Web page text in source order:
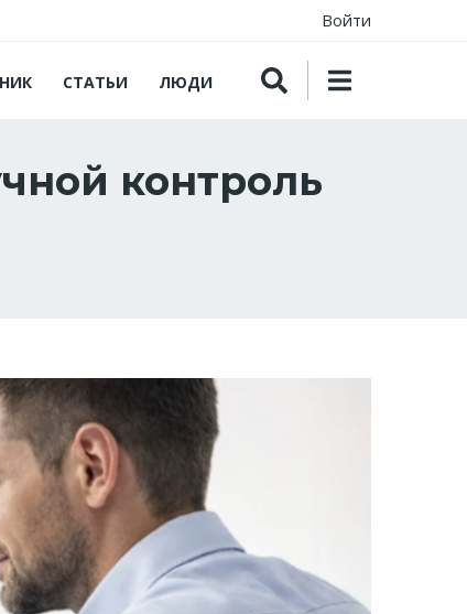
Войти
СТАТЬИ ЛЮДИ
контроль